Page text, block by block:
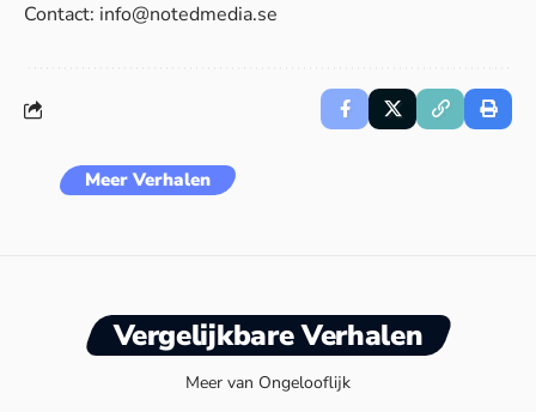
Contact: info@notedmedia.se
Meer Verhalen
Vergelijkbare Verhalen
Meer van Ongelooflijk